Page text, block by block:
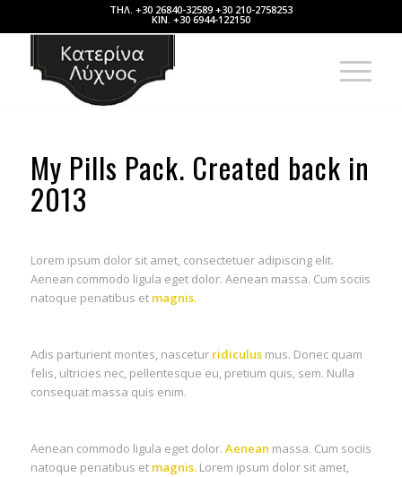
ΤΗΛ. +30 26840-32589 +30 210-2758253
ΚΙΝ. +30 6944-122150
My Pills Pack. Created back in
2013
Lorem ipsum dolor sit amet, consectetuer adipiscing elit.
Aenean commodo ligula eget dolor. Aenean massa. Cum sociis
natoque penatibus et magnis.
Adis parturient montes, nascetur ridiculusmus. Donec quam
felis, ultricies nec, pellentesque eu, pretium quis, sem. Nulla
consequat massa quis enim.
Aenean commodo ligula eget dolor. Aenean massa. Cum sociis
natoque penatibus et magnis. Lorem ipsum dolor sit amet,